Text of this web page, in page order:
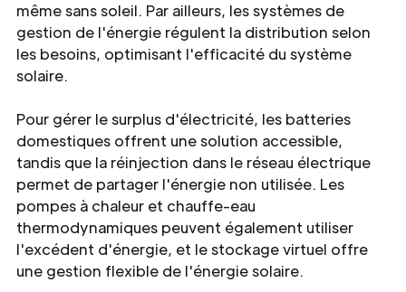
même sans soleil. Par ailleurs, les systèmes de
gestion de l'énergie régulent la distribution selon
les besoins, optimisant l'efficacité du système
solaire.
Pour gérer le surplus d'électricité, les batteries
domestiques offrent une solution accessible,
tandis que la réinjection dans le réseau électrique
permet de partager l'énergie non utilisée. Les
pompes à chaleur et chauffe-eau
thermodynamiques peuvent également utiliser
l'excédent d'énergie, et le stockage virtuel offre
une gestion flexible de l'énergie solaire.